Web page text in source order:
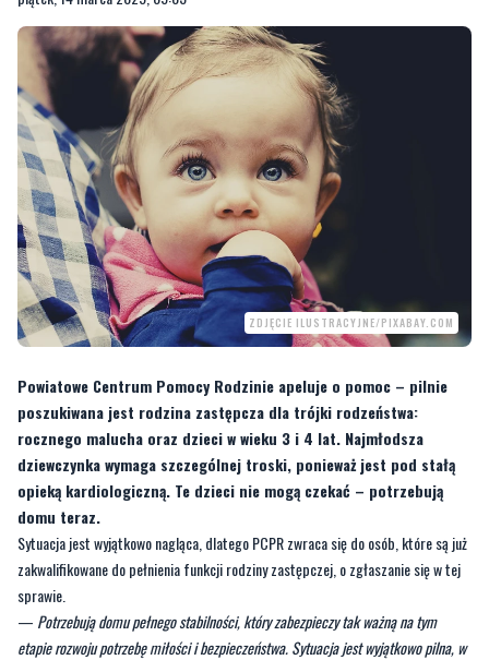
ZDJĘCIE ILUSTRACYJNE/PIXABAY.COM
Powiatowe Centrum Pomocy Rodzinie apeluje o pomoc – pilnie
poszukiwana jest rodzina zastępcza dla trójki rodzeństwa:
rocznego malucha oraz dzieci w wieku 3 i 4 lat. Najmłodsza
dziewczynka wymaga szczególnej troski, ponieważ jest pod stałą
opieką kardiologiczną. Te dzieci nie mogą czekać – potrzebują
domu teraz.
Sytuacja jest wyjątkowo nagląca, dlatego PCPR zwraca się do osób, które są już
zakwalifikowane do pełnienia funkcji rodziny zastępczej, o zgłaszanie się w tej
sprawie.
— Potrzebują domu pełnego stabilności, który zabezpieczy tak ważną na tym
etapie rozwoju potrzebę miłości i bezpieczeństwa. Sytuacja jest wyjątkowo pilna, w